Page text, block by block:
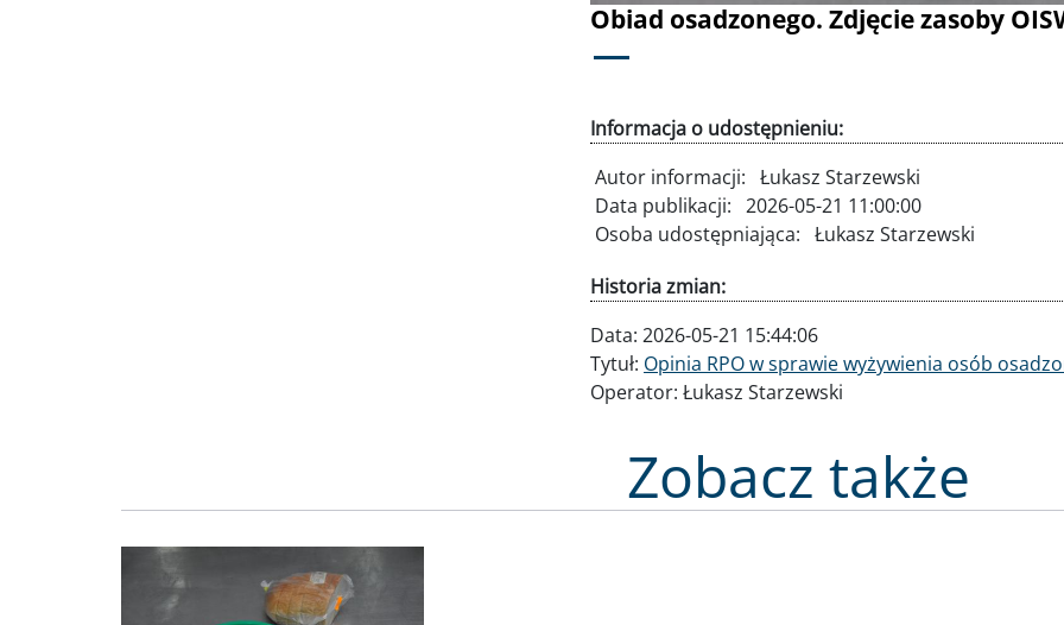
Obiad osadzonego. Zdjęcie zasoby
Informacja o udostępnieniu:
Autor informacji: Łukasz Starzewski
Data publikacji: 2026-05-21 11:00:00
Osoba udostępniająca: Łukasz Starzewski
Historia zmian:
Data: 2026-05-21 15:44:06
Tytuł: Opinia RPO w sprawie wyżywienia osób
Operator: Łukasz Starzewski
Zobacz także
Obraz